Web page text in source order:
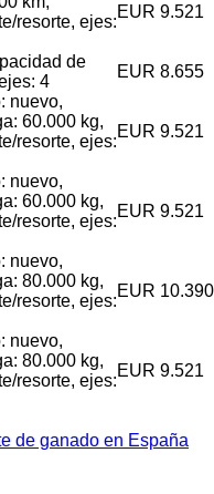
resorte, ejes:
EUR 9.521
de
4
EUR 8.655
nuevo,
60.000 kg,
resorte, ejes:
EUR 9.521
nuevo,
60.000 kg,
resorte, ejes:
EUR 9.521
nuevo,
80.000 kg,
resorte, ejes:
EUR 10.390
nuevo,
80.000 kg,
resorte, ejes:
EUR 9.521
de ganado en España